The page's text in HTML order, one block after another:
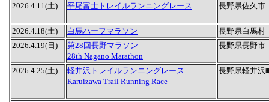
2026.4.11(土) 平尾富士トレイルランニングレース 長野県佐久市
2026.4.18(土) 白馬ハーフマラソン
長野県白馬村
2026.4.19(日)
第28回長野マラソン
28th Nagano Marathon
長野県長野市
2026.4.25(土)
軽井沢トレイルランニングレース
Karuizawa Trail Running Race
長野県軽井沢